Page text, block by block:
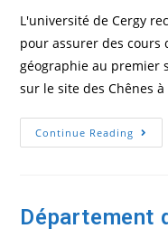
L'université de Cergy
pour assurer des cours
géographie au premier
sur le site des Chênes
Continue Reading
Département